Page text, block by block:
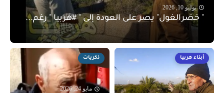
يوليو 10, 2026
" خضرالغول" يصر على العودة إلى " #هربيا " رغم...
أبناء هربيا ذكريات
مايو 24, 2026